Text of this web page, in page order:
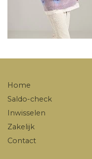
Home
Saldo-check
Inwisselen
Zakelijk
Contact